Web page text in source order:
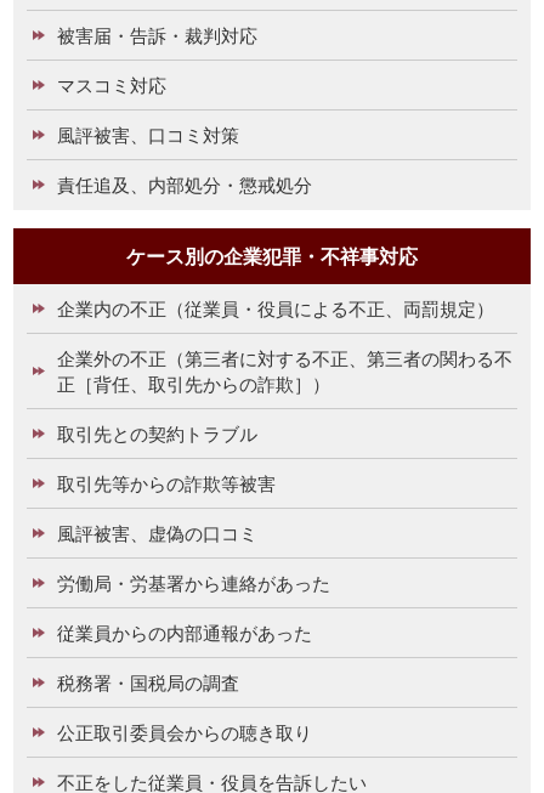
被害届・告訴・裁判対応
マスコミ対応
風評被害、口コミ対策
責任追及、内部処分・懲戒処分
ケース別の企業犯罪・不祥事対応
企業内の不正（従業員・役員による不正、両罰規定）
企業外の不正（第三者に対する不正、第三者の関わる不
正［背任、取引先からの詐欺］）
取引先との契約トラブル
取引先等からの詐欺等被害
風評被害、虚偽の口コミ
労働局・労基署から連絡があった
従業員からの内部通報があった
税務署・国税局の調査
公正取引委員会からの聴き取り
不正をした従業員・役員を告訴したい